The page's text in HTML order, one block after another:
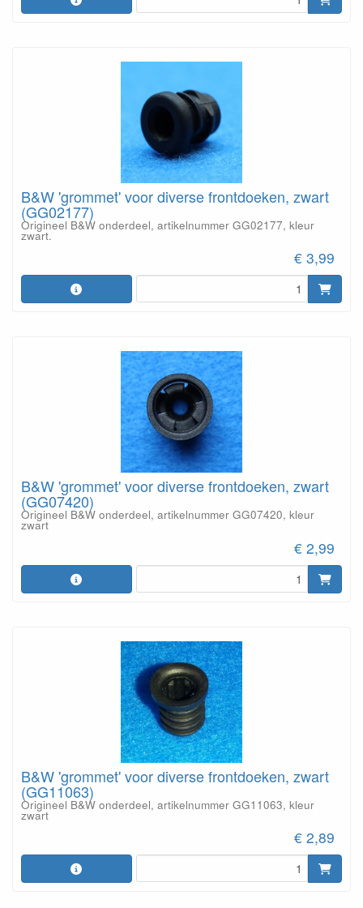
B&W 'grommet' voor diverse frontdoeken, zwart
(GG02177)
Origineel B&W onderdeel, artikelnummer GG02177, kleur
zwart.
€ 3,99
B&W 'grommet' voor diverse frontdoeken, zwart
(GG07420)
Origineel B&W onderdeel, artikelnummer GG07420, kleur
zwart
€ 2,99
B&W 'grommet' voor diverse frontdoeken, zwart
(GG11063)
Origineel B&W onderdeel, artikelnummer GG11063, kleur
zwart
€ 2,89